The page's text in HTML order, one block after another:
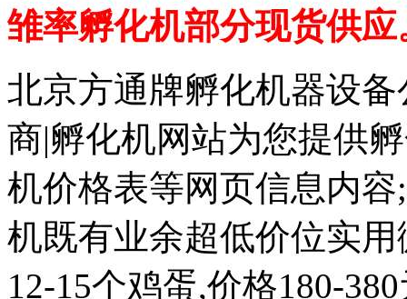
雏率孵化机部分现货供应
北京方通牌孵化机器设
商|孵化机网站为您提供
机价格表等网页信息内
机既有业余超低价位实
12-15个鸡蛋,价格180-